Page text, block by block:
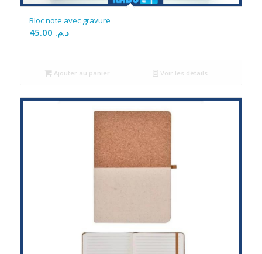
Bloc note avec gravure
د.م.
Ajouter au panier Voir les détails